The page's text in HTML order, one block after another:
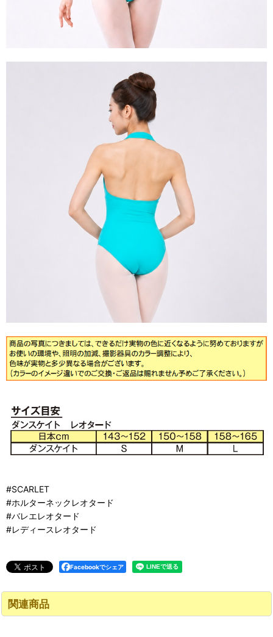
#SCARLET
#ホルターネックレオタード
#バレエレオタード
#レディースレオタード
Facebookでシェア
関連商品